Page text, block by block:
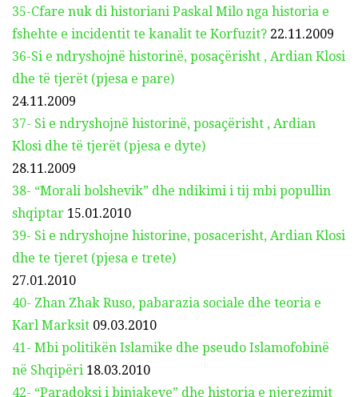
35-Cfare nuk di historiani Paskal Milo nga historia e
fshehte e incidentit te kanalit te Korfuzit? 22.11.2009
36-Si e ndryshojnë historinë, posaçërisht , Ardian Klosi
dhe të tjerët (pjesa e pare)
24.11.2009
37- Si e ndryshojnë historinë, posaçërisht , Ardian
Klosi dhe të tjerët (pjesa e dyte)
28.11.2009
38- “Morali bolshevik” dhe ndikimi i tij mbi popullin
shqiptar 15.01.2010
39- Si e ndryshojne historine, posacerisht, Ardian Klosi
dhe te tjeret (pjesa e trete)
27.01.2010
40- Zhan Zhak Ruso, pabarazia sociale dhe teoria e
Karl Marksit 09.03.2010
41- Mbi politikën Islamike dhe pseudo Islamofobinë
në Shqipëri 18.03.2010
42- “Paradoksi i binjakeve” dhe historia e njerezimit